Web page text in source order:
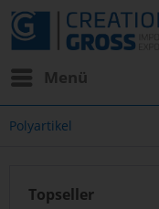
Menü
Polyartikel
Topseller